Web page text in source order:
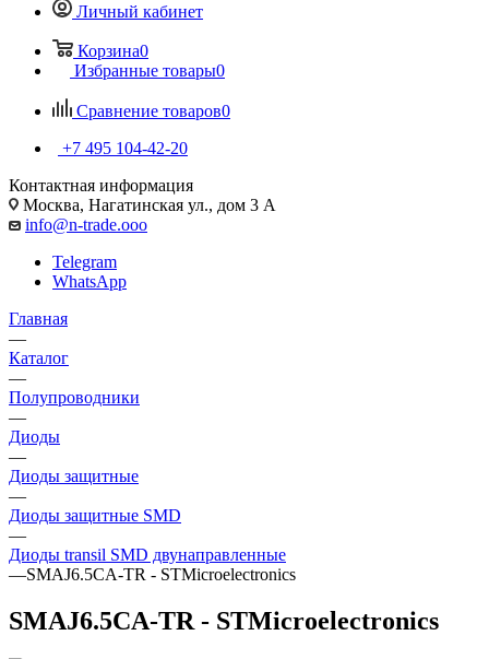
Личный кабинет
Корзина0
Избранные товары0
Сравнение товаров0
+7 495 104-42-20
Контактная информация
Москва, Нагатинская ул., дом 3 А
info@n-trade.ooo
Telegram
WhatsApp
Главная
—
Каталог
—
Полупроводники
—
Диоды
—
Диоды защитные
—
Диоды защитные SMD
—
Диоды transil SMD двунаправленные
—SMAJ6.5CA-TR - STMicroelectronics
SMAJ6.5CA-TR - STMicroelectronics